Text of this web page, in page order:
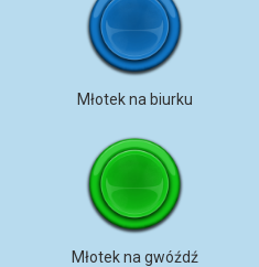
Młotek na biurku
Młotek na gwóźdź